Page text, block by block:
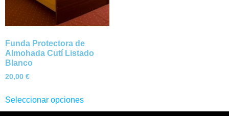
Funda Protectora de
Almohada Cutí Listado
Blanco
20,00 €
Seleccionar opciones